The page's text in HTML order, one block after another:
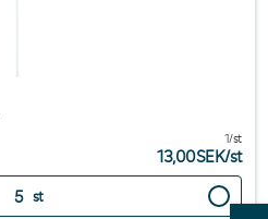
1/st
13,00SEK/st
st